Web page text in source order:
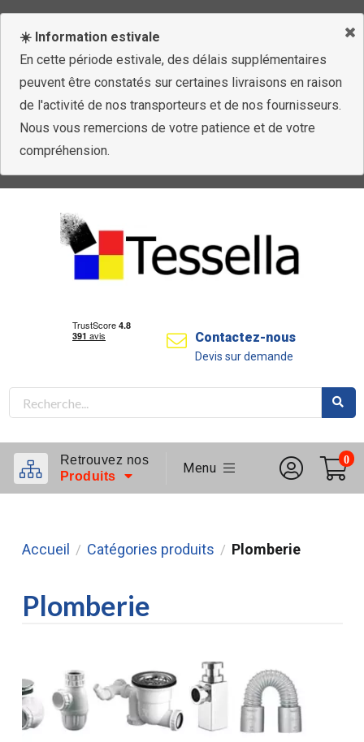
☀️ Information estivale
En cette période estivale, des délais supplémentaires
peuvent être constatés sur certaines livraisons en raison
de l'activité de nos transporteurs et de nos fournisseurs.
Nous vous remercions de votre patience et de votre
compréhension.
Contactez-nous
Devis sur demande
Retrouvez nos
Produits
Menu
0
Accueil / Catégories produits / Plomberie
Plomberie